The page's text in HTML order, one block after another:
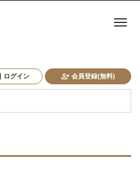
ログイン 会員登録(無料)
ナ